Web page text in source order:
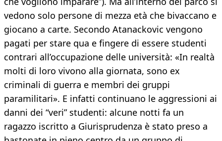
vedono solo persone di mezza età che bivaccano e
giocano a carte. Secondo Atanackovic vengono
pagati per stare qua e fingere di essere studenti
contrari all’occupazione delle università: «In realtà
molti di loro vivono alla giornata, sono ex
criminali di guerra e membri dei gruppi
paramilitari». E infatti continuano le aggressioni ai
danni dei “veri” studenti: alcune notti fa un
ragazzo iscritto a Giurisprudenza è stato preso a